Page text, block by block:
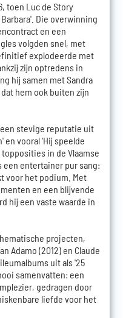
toen Luc de Story
Die overwinning
en een
volgden snel, met
explodeerde met
zijn optredens in
hij samen met Sandra
hem ook buiten zijn
stevige reputatie uit
en vooral 'Hij speelde
in de Vlaamse
een entertainer pur sang:
voor het podium. Met
en een blijvende
hij een vaste waarde in
projecten,
Adamo (2012) en Claude
uit als '25
samenvatten: een
gedragen door
liefde voor het